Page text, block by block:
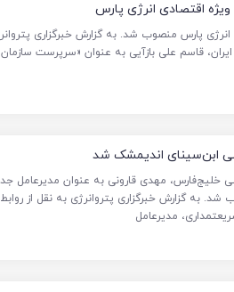
اقتصادی انرژی پارس
پارس منصوب شد. به گزارش خبرگزاری
قاسم علی بازآیی به عنوان «سرپرست
ابن‌سینای اندیمشک شد
خلیج‌فارس، مهدی قارونی به عنوان مدیرعامل
به گزارش خبرگزاری پتروانرژی به نقل از
مدیرعامل